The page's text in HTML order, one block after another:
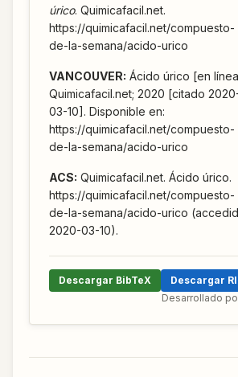
úrico. Quimicafacil.net.
https://quimicafacil.net/compuesto-
de-la-semana/acido-urico
VANCOUVER: Ácido úrico [en
Quimicafacil.net; 2020 [citado
03-10]. Disponible en:
https://quimicafacil.net/compuesto-
de-la-semana/acido-urico
ACS: Quimicafacil.net. Ácido úrico.
https://quimicafacil.net/compuesto-
de-la-semana/acido-urico
2020-03-10).
Descargar BibTeX
Descargar
Desarrollado